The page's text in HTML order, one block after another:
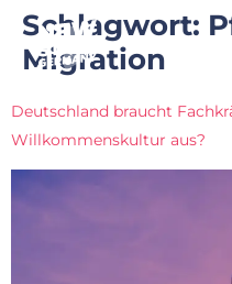
Schlagwort:
Migration
Deutschland braucht
Willkommenskultur aus?